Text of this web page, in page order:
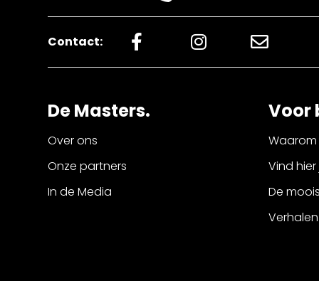
Contact:
De Masters.
Over ons
Onze partners
In de Media
Voor
Vind
De